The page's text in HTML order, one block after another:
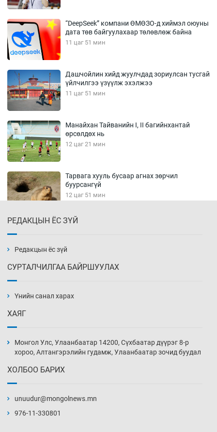
“DeepSeek” компани ӨМӨЗО-д хиймэл оюуны
дата төв байгуулахаар төлөвлөж байна
11 цаг 51 мин
Дашчойлин хийд жуулчдад зориулсан тусгай
үйлчилгээ үзүүлж эхэлжээ
11 цаг 51 мин
Манайхан Тайванийн I, II багийнхантай
өрсөлдөх нь
12 цаг 21 мин
Тарвага хууль бусаар агнах зөрчил
буурсангүй
12 цаг 51 мин
13 цаг 21 мин
13 цаг 51 мин
14 цаг 21 мин
хэмжээг шинэчлэн тогтоох нь
РЕДАКЦЫН ЁС ЗҮЙ
Редакцын ёс зүй
СУРТАЛЧИЛГАА БАЙРШУУЛАХ
Үнийн санал харах
ХАЯГ
Монгол Улс, Улаанбаатар 14200, Сүхбаатар дүүрэг 8-р
хороо, Алтангэрэлийн гудамж, Улаанбаатар зочид буудал
ХОЛБОО БАРИХ
unuudur@mongolnews.mn
976-11-330801